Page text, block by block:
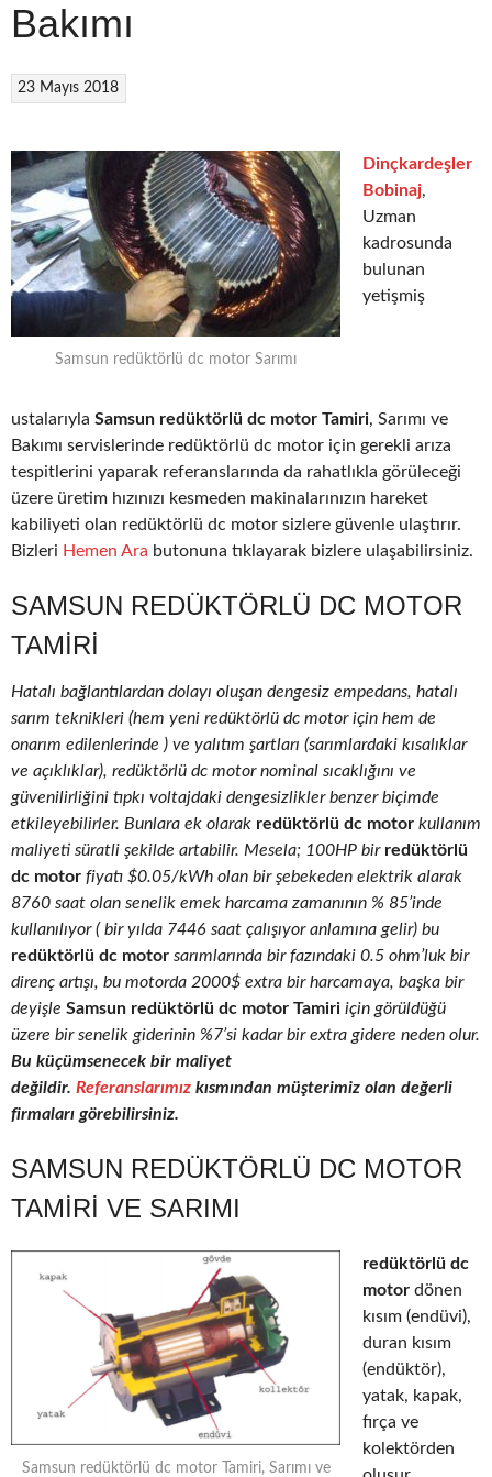
Bakımı
23 Mayıs 2018
Samsun redüktörlü dc motor Sarımı
Dinçkardeşler
Bobinaj,
Uzman
kadrosunda
bulunan
yetişmiş
ustalarıyla Samsun redüktörlü dc motor Tamiri, Sarımı ve
Bakımı servislerinde redüktörlü dc motor için gerekli arıza
tespitlerini yaparak referanslarında da rahatlıkla görüleceği
üzere üretim hızınızı kesmeden makinalarınızın hareket
kabiliyeti olan redüktörlü dc motor sizlere güvenle ulaştırır.
Bizleri Hemen Ara butonuna tıklayarak bizlere ulaşabilirsiniz.
SAMSUN REDÜKTÖRLÜ DC MOTOR
TAMIRI
Hatalı bağlantılardan dolayı oluşan dengesiz empedans, hatalı
sarım teknikleri (hem yeni redüktörlü dc motor için hem de
onarım edilenlerinde ) ve yalıtım şartları (sarımlardaki kısalıklar
ve açıklıklar), redüktörlü dc motor nominal sıcaklığını ve
güvenilirliğini tıpkı voltajdaki dengesizlikler benzer biçimde
etkileyebilirler. Bunlara ek olarak redüktörlü dc motor kullanım
maliyeti süratli şekilde artabilir. Mesela; 100HP birredüktörlü
dc motor fiyatı $0.05/kWh olan bir şebekeden elektrik alarak
8760 saat olan senelik emek harcama zamanının % 85’inde
kullanılıyor ( bir yılda 7446 saat çalışıyor anlamına gelir) bu
redüktörlü dc motor sarımlarında bir fazındaki 0.5 ohm’luk bir
direnç artışı, bu motorda 2000$ extra bir harcamaya, başka bir
deyişle Samsun redüktörlü dc motor Tamiri için görüldüğü
üzere bir senelik giderinin %7’si kadar bir extra gidere neden olur.
Bu küçümsenecek bir maliyet
değildir. Referanslarımız kısmından müşterimiz olan değerli
firmaları görebilirsiniz.
SAMSUN REDÜKTÖRLÜ DC MOTOR
TAMIRI VE SARIMI
Samsun redüktörlü dc motor Tamiri, Sarımı ve
redüktörlü dc
motor dönen
kısım (endüvi),
duran kısım
(endüktör),
yatak, kapak,
fırça ve
kolektörden